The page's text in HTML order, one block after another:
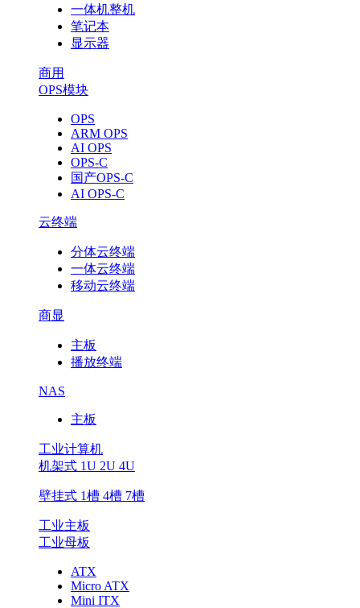
一体机整机
笔记本
显示器
商用
OPS模块
OPS
ARM OPS
AI OPS
OPS-C
国产OPS-C
AI OPS-C
云终端
分体云终端
一体云终端
移动云终端
商显
主板
播放终端
NAS
主板
工业计算机
机架式 1U 2U 4U
壁挂式 1槽 4槽 7槽
工业主板
工业母板
ATX
Micro ATX
Mini ITX